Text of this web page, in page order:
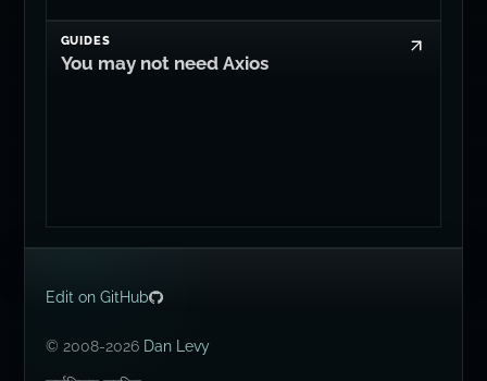
GUIDES
You may not need Axios
Edit on GitHub
© 2008-2026 Dan Levy